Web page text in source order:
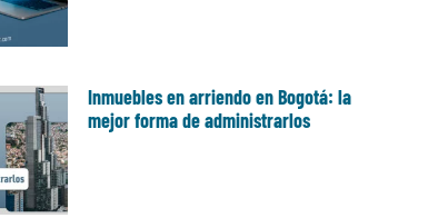
Inmuebles en arriendo en Bogotá: la
mejor forma de administrarlos